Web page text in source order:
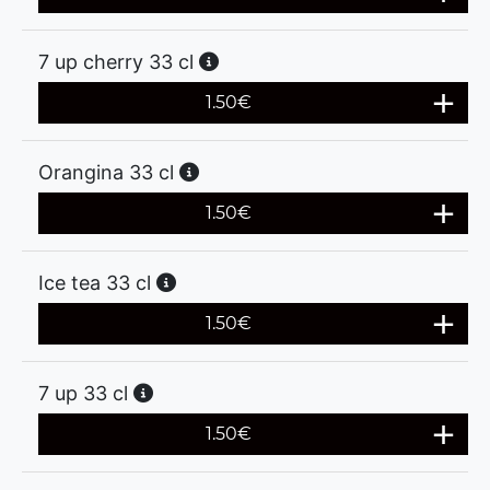
7 up cherry 33 cl
1.50€
Orangina 33 cl
1.50€
Ice tea 33 cl
1.50€
7 up 33 cl
1.50€